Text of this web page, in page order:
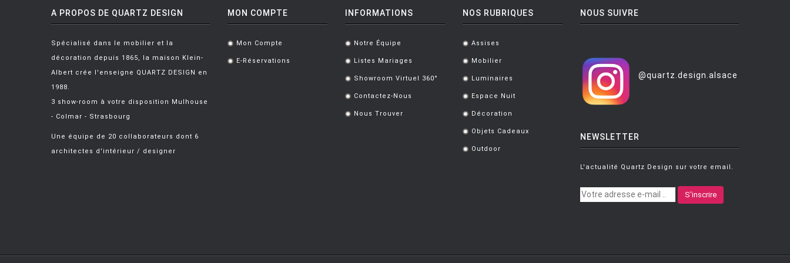
MANUTTI
MARIOLUCA GIUSTI
MARTINELLI LUCE
MAXALTO
MENU
MOOOI
A PROPOS DE QUARTZ DESIGN
Spécialisé dans le mobilier et la
décoration depuis 1865, la maison Klein-
Albert crée l'enseigne QUARTZ DESIGN en
1988.
3 show-room à votre disposition Mulhouse
- Colmar - Strasbourg
Une équipe de 20 collaborateurs dont 6
architectes d'intérieur / designer
MON COMPTE
. Mon Compte
. E-Réservations
INFORMATIONS
. Notre Équipe
. Listes Mariages
. Showroom Virtuel 360°
. Contactez-Nous
. Nous Trouver
NOS RUBRIQUES
. Assises
. Mobilier
. Luminaires
. Espace Nuit
. Décoration
. Objets Cadeaux
. Outdoor
NOUS SUIVRE
@quartz.design.alsace
NEWSLETTER
L'actualité Quartz Design sur votre email.
S'inscrire